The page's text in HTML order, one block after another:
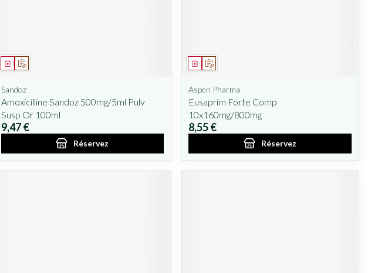
Sur prescription
Médicament
Sandoz
Amoxicilline Sandoz 500mg/5ml Pulv
Susp Or 100ml
9,47 €
Réservez
Sur prescription
Médicament
Aspen Pharma
Eusaprim Forte Comp
10x160mg/800mg
8,55 €
Réservez